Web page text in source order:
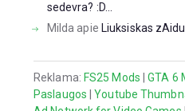
sedevra? :D...
Milda apie Liuksiskas
Reklama: FS25 Mods |GTA 6
Paslaugos |Youtube